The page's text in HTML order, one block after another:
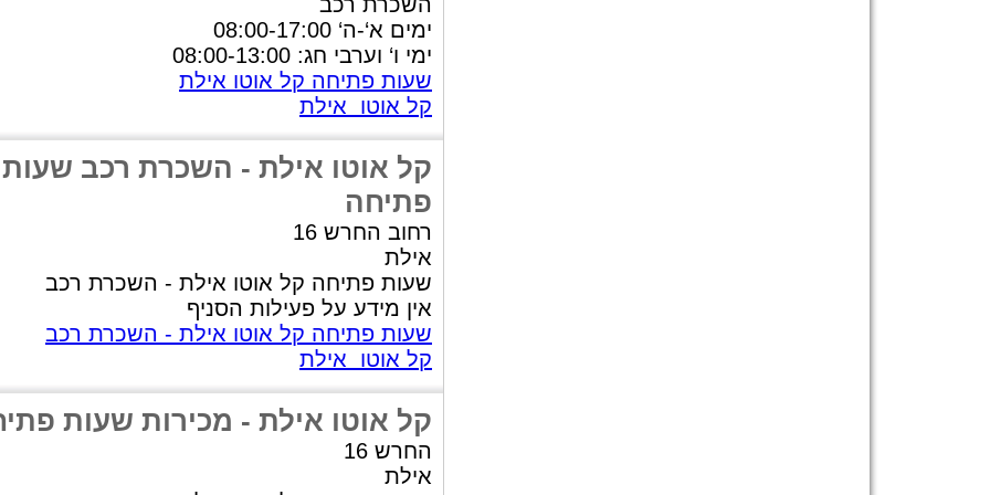
ימים א‘-ה‘ 08:00-17:00
ימי ו‘ וערבי חג: 08:00-13:00
שעות פתיחה קל אוטו אילת
קל אוטו אילת
קל אוטו אילת - השכרת רכב שעות
פתיחה
רחוב החרש 16
אילת
שעות פתיחה קל אוטו אילת - השכרת רכב
אין מידע על פעילות הסניף
שעות פתיחה קל אוטו אילת - השכרת רכב
קל אוטו אילת
קל אוטו אילת - מכירות שעות
החרש 16
אילת